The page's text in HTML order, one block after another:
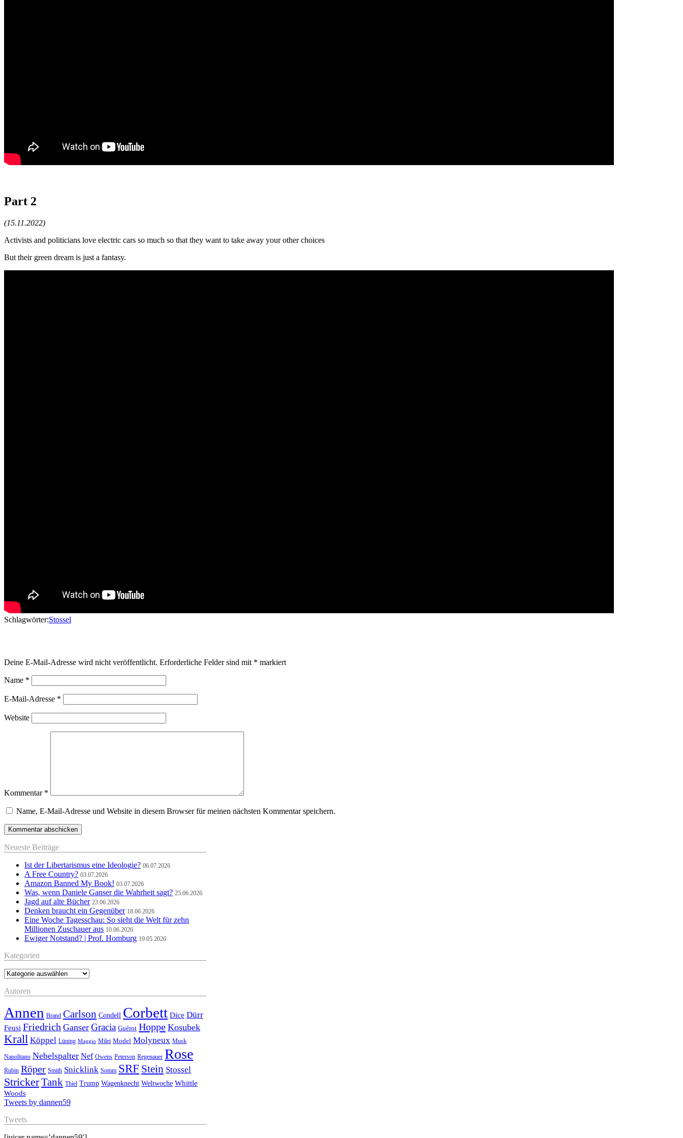
Part 2
(15.11.2022)
Activists and politicians love electric cars so much so that they want to take away your other choices
But their green dream is just a fantasy.
Schlagwörter:Stossel
Deine E-Mail-Adresse wird nicht veröffentlicht. Erforderliche Felder sind mit * markiert
Name *
E-Mail-Adresse *
Website
Kommentar *
Name, E-Mail-Adresse und Website in diesem Browser für meinen nächsten Kommentar speichern.
Neueste Beiträge
Ist der Libertarismus eine Ideologie? 06.07.2026
A Free Country? 03.07.2026
Amazon Banned My Book! 03.07.2026
Was, wenn Daniele Ganser die Wahrheit sagt? 25.06.2026
Jagd auf alte Bücher 23.06.2026
Denken braucht ein Gegenüber 18.06.2026
Eine Woche Tagesschau: So sieht die Welt für zehn
Millionen Zuschauer aus 10.06.2026
Ewiger Notstand? | Prof. Homburg 19.05.2026
Kategorien
Kategorien
Autoren
Annen Brand Carlson Condell Corbett Dice Dürr
Feusi Friedrich Ganser Gracia Guérot Hoppe Kosubek
Krall Köppel Lüning Maggio Milei Model Molyneux Musk
Napolitano Nebelspalter Nef Owens Peterson Regenauer Rose
Rubin Röper Smith Snicklink Somm SRF Stein Stossel
StrickerTank Thiel Trump Wagenknecht Weltwoche Whittle
Woods
Tweets by dannen59
Tweets